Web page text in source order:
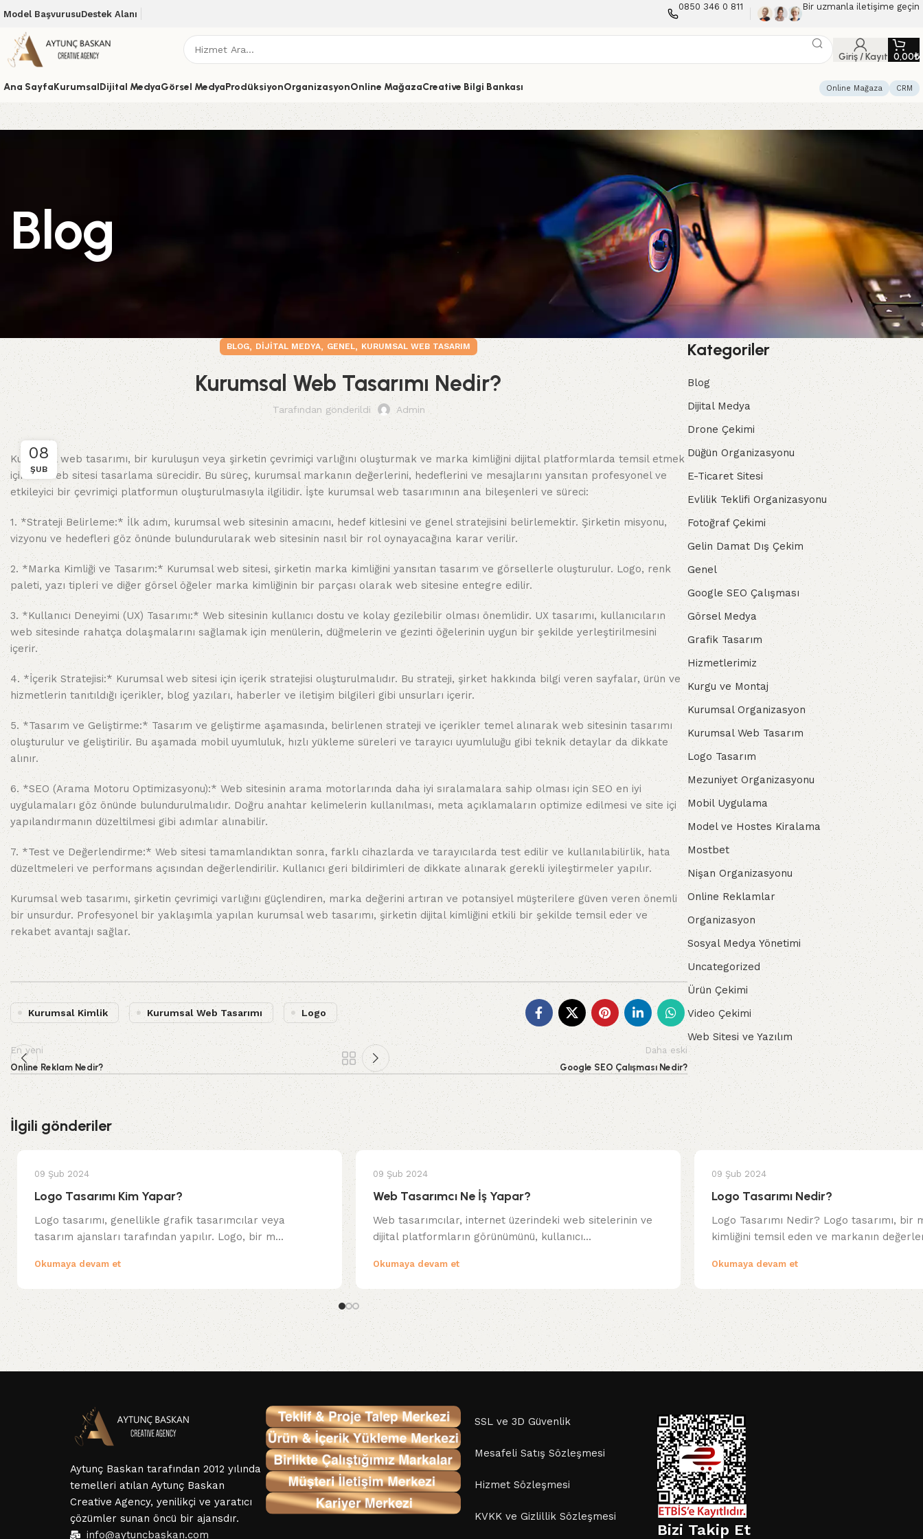
Model BaşvurusuDestek Alanı
0850 346 0 811 Bir uzmanla iletişime geçin
Giriş / Kayıt 0,00₺
Ana SayfaKurumsalDijital MedyaGörsel MedyaProdüksiyonOrganizasyonOnline MağazaCreative Bilgi Bankası Online Mağaza CRM
Blog
BLOG, DIJITAL MEDYA, GENEL, KURUMSAL WEB TASARIM
Kurumsal Web Tasarımı Nedir?
Tarafından gönderildi Admin
08
ŞUB
Kurumsal web tasarımı, bir kuruluşun veya şirketin çevrimiçi varlığını oluşturmak ve marka kimliğini dijital platformlarda temsil etmek
için bir web sitesi tasarlama sürecidir. Bu süreç, kurumsal markanın değerlerini, hedeflerini ve mesajlarını yansıtan profesyonel ve
etkileyici bir çevrimiçi platformun oluşturulmasıyla ilgilidir. İşte kurumsal web tasarımının ana bileşenleri ve süreci:
1. *Strateji Belirleme:* İlk adım, kurumsal web sitesinin amacını, hedef kitlesini ve genel stratejisini belirlemektir. Şirketin misyonu,
vizyonu ve hedefleri göz önünde bulundurularak web sitesinin nasıl bir rol oynayacağına karar verilir.
2. *Marka Kimliği ve Tasarım:* Kurumsal web sitesi, şirketin marka kimliğini yansıtan tasarım ve görsellerle oluşturulur. Logo, renk
paleti, yazı tipleri ve diğer görsel öğeler marka kimliğinin bir parçası olarak web sitesine entegre edilir.
3. *Kullanıcı Deneyimi (UX) Tasarımı:* Web sitesinin kullanıcı dostu ve kolay gezilebilir olması önemlidir. UX tasarımı, kullanıcıların
web sitesinde rahatça dolaşmalarını sağlamak için menülerin, düğmelerin ve gezinti öğelerinin uygun bir şekilde yerleştirilmesini
içerir.
4. *İçerik Stratejisi:* Kurumsal web sitesi için içerik stratejisi oluşturulmalıdır. Bu strateji, şirket hakkında bilgi veren sayfalar, ürün ve
hizmetlerin tanıtıldığı içerikler, blog yazıları, haberler ve iletişim bilgileri gibi unsurları içerir.
5. *Tasarım ve Geliştirme:* Tasarım ve geliştirme aşamasında, belirlenen strateji ve içerikler temel alınarak web sitesinin tasarımı
oluşturulur ve geliştirilir. Bu aşamada mobil uyumluluk, hızlı yükleme süreleri ve tarayıcı uyumluluğu gibi teknik detaylar da dikkate
alınır.
6. *SEO (Arama Motoru Optimizasyonu):* Web sitesinin arama motorlarında daha iyi sıralamalara sahip olması için SEO en iyi
uygulamaları göz önünde bulundurulmalıdır. Doğru anahtar kelimelerin kullanılması, meta açıklamaların optimize edilmesi ve site içi
yapılandırmanın düzeltilmesi gibi adımlar alınabilir.
7. *Test ve Değerlendirme:* Web sitesi tamamlandıktan sonra, farklı cihazlarda ve tarayıcılarda test edilir ve kullanılabilirlik, hata
düzeltmeleri ve performans açısından değerlendirilir. Kullanıcı geri bildirimleri de dikkate alınarak gerekli iyileştirmeler yapılır.
Kurumsal web tasarımı, şirketin çevrimiçi varlığını güçlendiren, marka değerini artıran ve potansiyel müşterilere güven veren önemli
bir unsurdur. Profesyonel bir yaklaşımla yapılan kurumsal web tasarımı, şirketin dijital kimliğini etkili bir şekilde temsil eder ve
rekabet avantajı sağlar.
Kurumsal Kimlik Kurumsal Web Tasarımı Logo
En yeni
Online Reklam Nedir?
Daha eski
Google SEO Çalışması Nedir?
İlgili gönderiler
09 Şub 2024
Logo Tasarımı Kim Yapar?
Logo tasarımı, genellikle grafik tasarımcılar veya
tasarım ajansları tarafından yapılır. Logo, bir m...
Okumaya devam et
09 Şub 2024
Web Tasarımcı Ne İş Yapar?
Web tasarımcılar, internet üzerindeki web sitelerinin ve
dijital platformların görünümünü, kullanıcı...
Okumaya devam et
09 Şub 2024
Logo Tasarımı Nedir?
Logo Tasarımı Nedir? Logo tasarımı, bir
kimliğini temsil eden ve markanın
Okumaya devam et
Kategoriler
Blog
Dijital Medya
Drone Çekimi
Düğün Organizasyonu
E-Ticaret Sitesi
Evlilik Teklifi Organizasyonu
Fotoğraf Çekimi
Gelin Damat Dış Çekim
Genel
Google SEO Çalışması
Görsel Medya
Grafik Tasarım
Hizmetlerimiz
Kurgu ve Montaj
Kurumsal Organizasyon
Kurumsal Web Tasarım
Logo Tasarım
Mezuniyet Organizasyonu
Mobil Uygulama
Model ve Hostes Kiralama
Mostbet
Nişan Organizasyonu
Online Reklamlar
Organizasyon
Sosyal Medya Yönetimi
Uncategorized
Ürün Çekimi
Video Çekimi
Web Sitesi ve Yazılım
Aytunç Baskan tarafından 2012 yılında
temelleri atılan Aytunç Baskan
Creative Agency, yenilikçi ve yaratıcı
çözümler sunan öncü bir ajansdır.
info@aytuncbaskan.com
SSL ve 3D Güvenlik
Mesafeli Satış Sözleşmesi
Hizmet Sözleşmesi
KVKK ve Gizlillik Sözleşmesi
Bizi Takip Et